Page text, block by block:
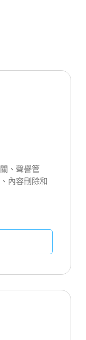
、聲譽管
內容刪除和